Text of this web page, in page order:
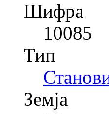
Шифра
10085
Тип
Земја